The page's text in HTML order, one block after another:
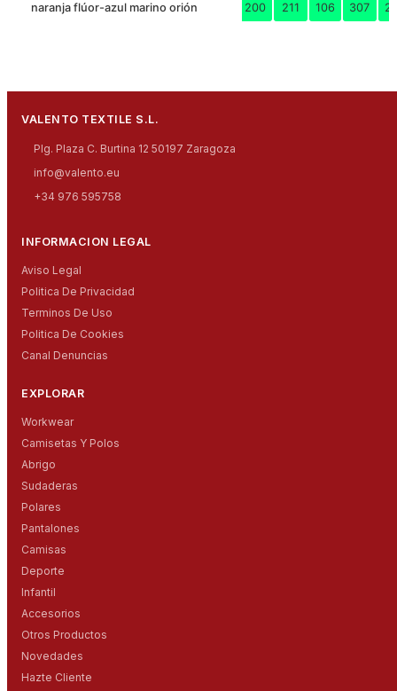
naranja flúor-azul marino orión 200 211 106 307
VALENTO TEXTILE S.L.
Plg. Plaza C. Burtina 12 50197 Zaragoza
info@valento.eu
+34 976 595758
INFORMACION LEGAL
Aviso Legal
Politica De Privacidad
Terminos De Uso
Politica De Cookies
Canal Denuncias
EXPLORAR
Workwear
Camisetas Y Polos
Abrigo
Sudaderas
Polares
Pantalones
Camisas
Deporte
Infantil
Accesorios
Otros Productos
Novedades
Hazte Cliente